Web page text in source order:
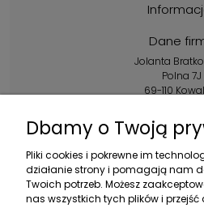
Dane
Jolanta
Polna 7J
69-110
+48 602 356
pon.-pt.:
Dbamy o Twoją
Pliki cookies i pokrewne im
działanie strony i pomagają nam
Twoich potrzeb. Możesz
nas wszystkich tych plików i